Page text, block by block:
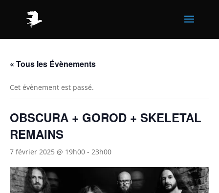
« Tous les Évènements
Cet évènement est passé.
OBSCURA + GOROD + SKELETAL
REMAINS
7 février 2025 @ 19h00 - 23h00